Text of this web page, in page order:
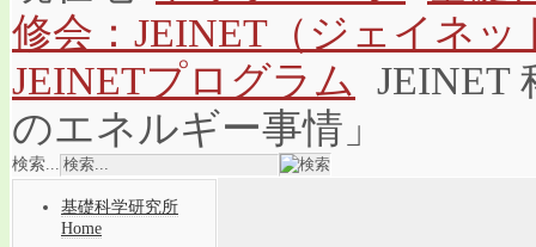
修会：JEINET（ジェイネ
JEINETプログラム JEINET
のエネルギー事情」
検索...
基礎科学研究所
Home